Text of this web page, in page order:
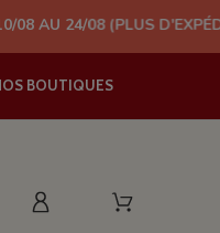
D'EXPÉDITION À
BOUTIQUES